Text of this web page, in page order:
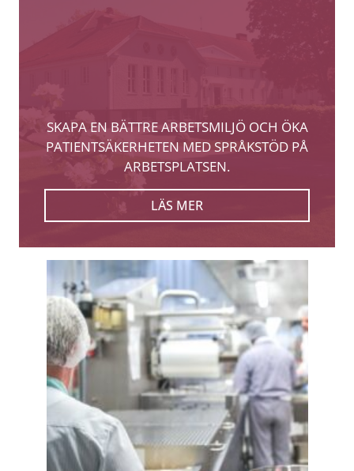
SKAPA EN BÄTTRE ARBETSMILJÖ OCH ÖKA
PATIENTSÄKERHETEN MED SPRÅKSTÖD PÅ
ARBETSPLATSEN.
LÄS MER